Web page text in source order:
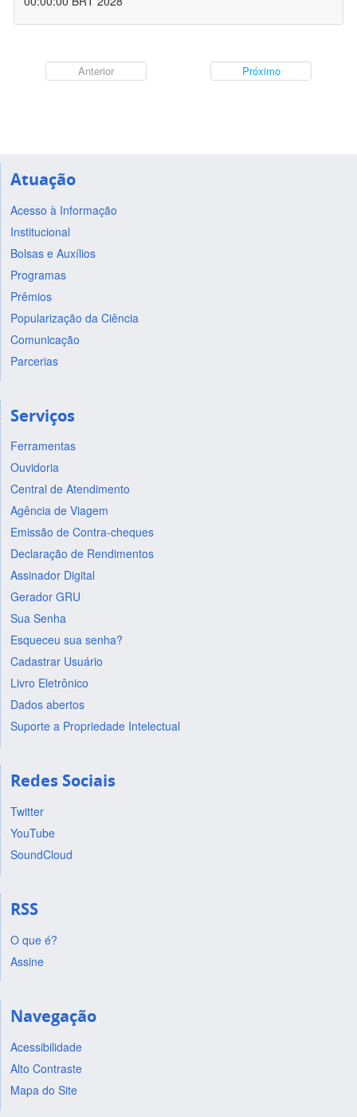
Anterior Próximo
Atuação
Acesso à Informação
Institucional
Bolsas e Auxílios
Programas
Prêmios
Popularização da Ciência
Comunicação
Parcerias
Serviços
Ferramentas
Ouvidoria
Central de Atendimento
Agência de Viagem
Emissão de Contra-cheques
Declaração de Rendimentos
Assinador Digital
Gerador GRU
Sua Senha
Esqueceu sua senha?
Cadastrar Usuário
Livro Eletrônico
Dados abertos
Suporte a Propriedade Intelectual
Redes Sociais
Twitter
YouTube
SoundCloud
RSS
O que é?
Assine
Navegação
Acessibilidade
Alto Contraste
Mapa do Site